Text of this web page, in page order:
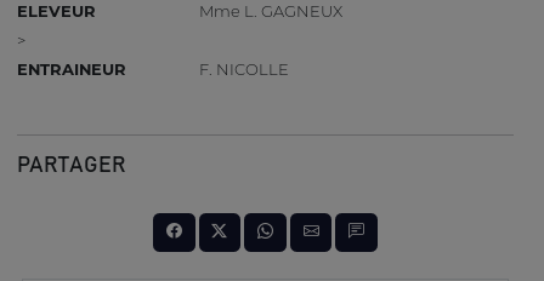
ELEVEUR
Mme L. GAGNEUX
>
ENTRAINEUR
F. NICOLLE
PARTAGER